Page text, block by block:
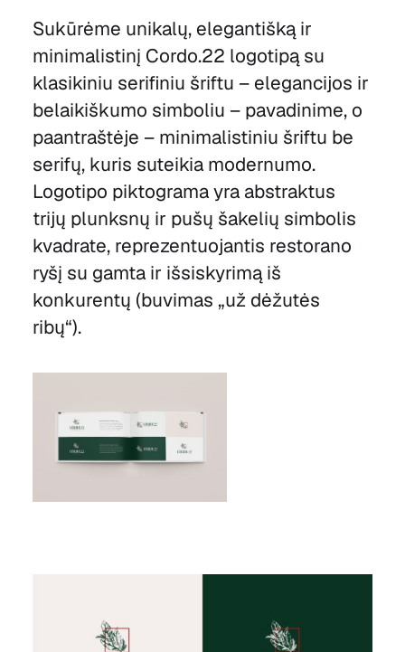
Sukūrėme unikalų, elegantišką ir
minimalistinį Cordo.22 logotipą su
klasikiniu serifiniu šriftu – elegancijos ir
belaikiškumo simboliu – pavadinime, o
paantraštėje – minimalistiniu šriftu be
serifų, kuris suteikia modernumo.
Logotipo piktograma yra abstraktus
trijų plunksnų ir pušų šakelių simbolis
kvadrate, reprezentuojantis restorano
ryšį su gamta ir išsiskyrimą iš
konkurentų (buvimas „už dėžutės
ribų“).